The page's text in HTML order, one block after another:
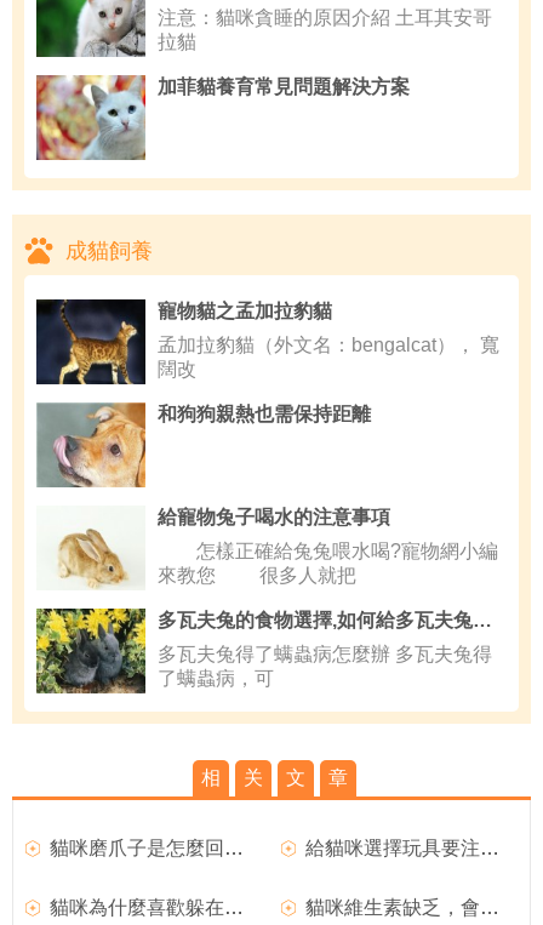
注意：貓咪貪睡的原因介紹 土耳其安哥
拉貓
加菲貓養育常見問題解決方案
成貓飼養
寵物貓之孟加拉豹貓
孟加拉豹貓（外文名：bengalcat）， 寬
闊改
和狗狗親熱也需保持距離
給寵物兔子喝水的注意事項
怎樣正確給兔兔喂水喝?寵物網小編
來教您 很多人就把
多瓦夫兔的食物選擇,如何給多瓦夫兔喂牛奶
多瓦夫兔得了螨蟲病怎麼辦 多瓦夫兔得
了螨蟲病，可
相 关 文 章
貓咪磨爪子是怎麼回事？ 給貓咪選擇玩具要注意哪些事項呢
貓咪為什麼喜歡躲在箱子裡 貓咪維生素缺乏，會導致什麼樣的後果？